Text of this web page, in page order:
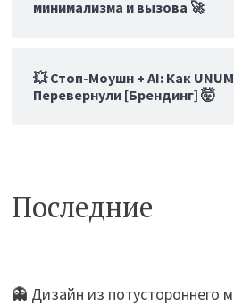
минимализма и вызова 🚀
💥 Стоп-Моушн + AI: Как
Перевернули [Брендинг] 🤯
Последние
👻 Дизайн из потустороннего